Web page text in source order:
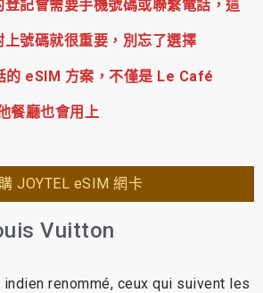
記會需要手機號碼或聯繫電話，這
號碼就很重要，別忘了選擇
的 eSIM 方案，不僅是 Le Café
餐廳也會用上
JOYTEL eSIM 網卡
Vuitton
renommé, ceux qui suivent les